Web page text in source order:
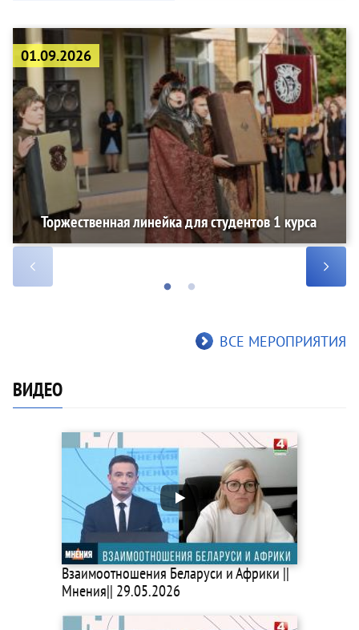
01.09.2026
Торжественная линейка для студентов 1 курса
ВСЕ МЕРОПРИЯТИЯ
ВИДЕО
Взаимоотношения Беларуси и Африки ||
Мнения|| 29.05.2026